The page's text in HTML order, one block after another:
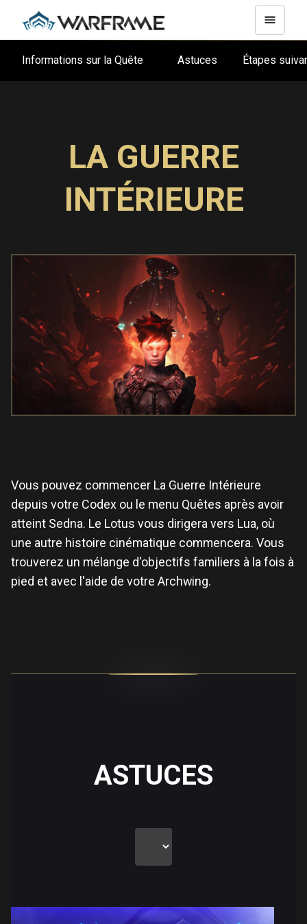
Informations sur la Quête Astuces Étapes
LA GUERRE
INTÉRIEURE
Vous pouvez commencer La Guerre Intérieure
depuis votre Codex ou le menu Quêtes après avoir
atteint Sedna. Le Lotus vous dirigera vers Lua, où
une autre histoire cinématique commencera. Vous
trouverez un mélange d'objectifs familiers à la fois à
pied et avec l'aide de votre Archwing.
ASTUCES